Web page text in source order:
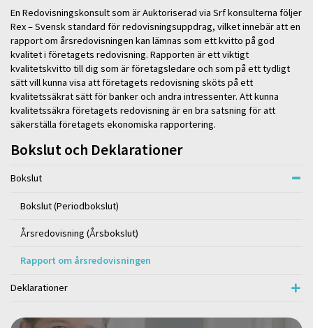
En Redovisningskonsult som är Auktoriserad via Srf konsulterna följer
Rex – Svensk standard för redovisningsuppdrag, vilket innebär att en
rapport om årsredovisningen kan lämnas som ett kvitto på god
kvalitet i företagets redovisning. Rapporten är ett viktigt
kvalitetskvitto till dig som är företagsledare och som på ett tydligt
sätt vill kunna visa att företagets redovisning sköts på ett
kvalitetssäkrat sätt för banker och andra intressenter. Att kunna
kvalitetssäkra företagets redovisning är en bra satsning för att
säkerställa företagets ekonomiska rapportering.
Bokslut och Deklarationer
Bokslut
Bokslut (Periodbokslut)
Årsredovisning (Årsbokslut)
Rapport om årsredovisningen
Deklarationer